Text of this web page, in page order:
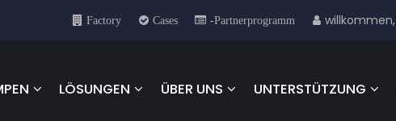
Factory Cases -Partnerprogramm willkommen,
LÖSUNGEN ÜBER UNS UNTERSTÜTZUNG